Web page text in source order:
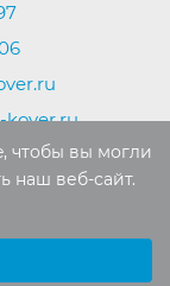
kover.ru
чтобы вы могли
наш веб-сайт.